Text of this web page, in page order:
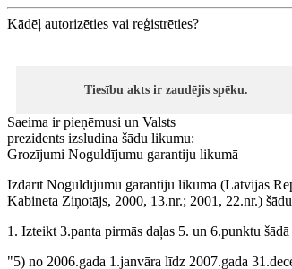
Kādēļ autorizēties vai reģistrēties?
Tiesību akts ir zaudējis spēku.
Saeima ir pieņēmusi un Valsts
prezidents izsludina šādu likumu:
Grozījumi Noguldījumu garantiju likumā
Izdarīt Noguldījumu garantiju likumā (Latvijas
Kabineta Ziņotājs, 2000, 13.nr.; 2001, 22.nr.)
1. Izteikt 3.panta pirmās daļas 5. un 6.punktu
"5) no 2006.gada 1.janvāra līdz 2007.gada